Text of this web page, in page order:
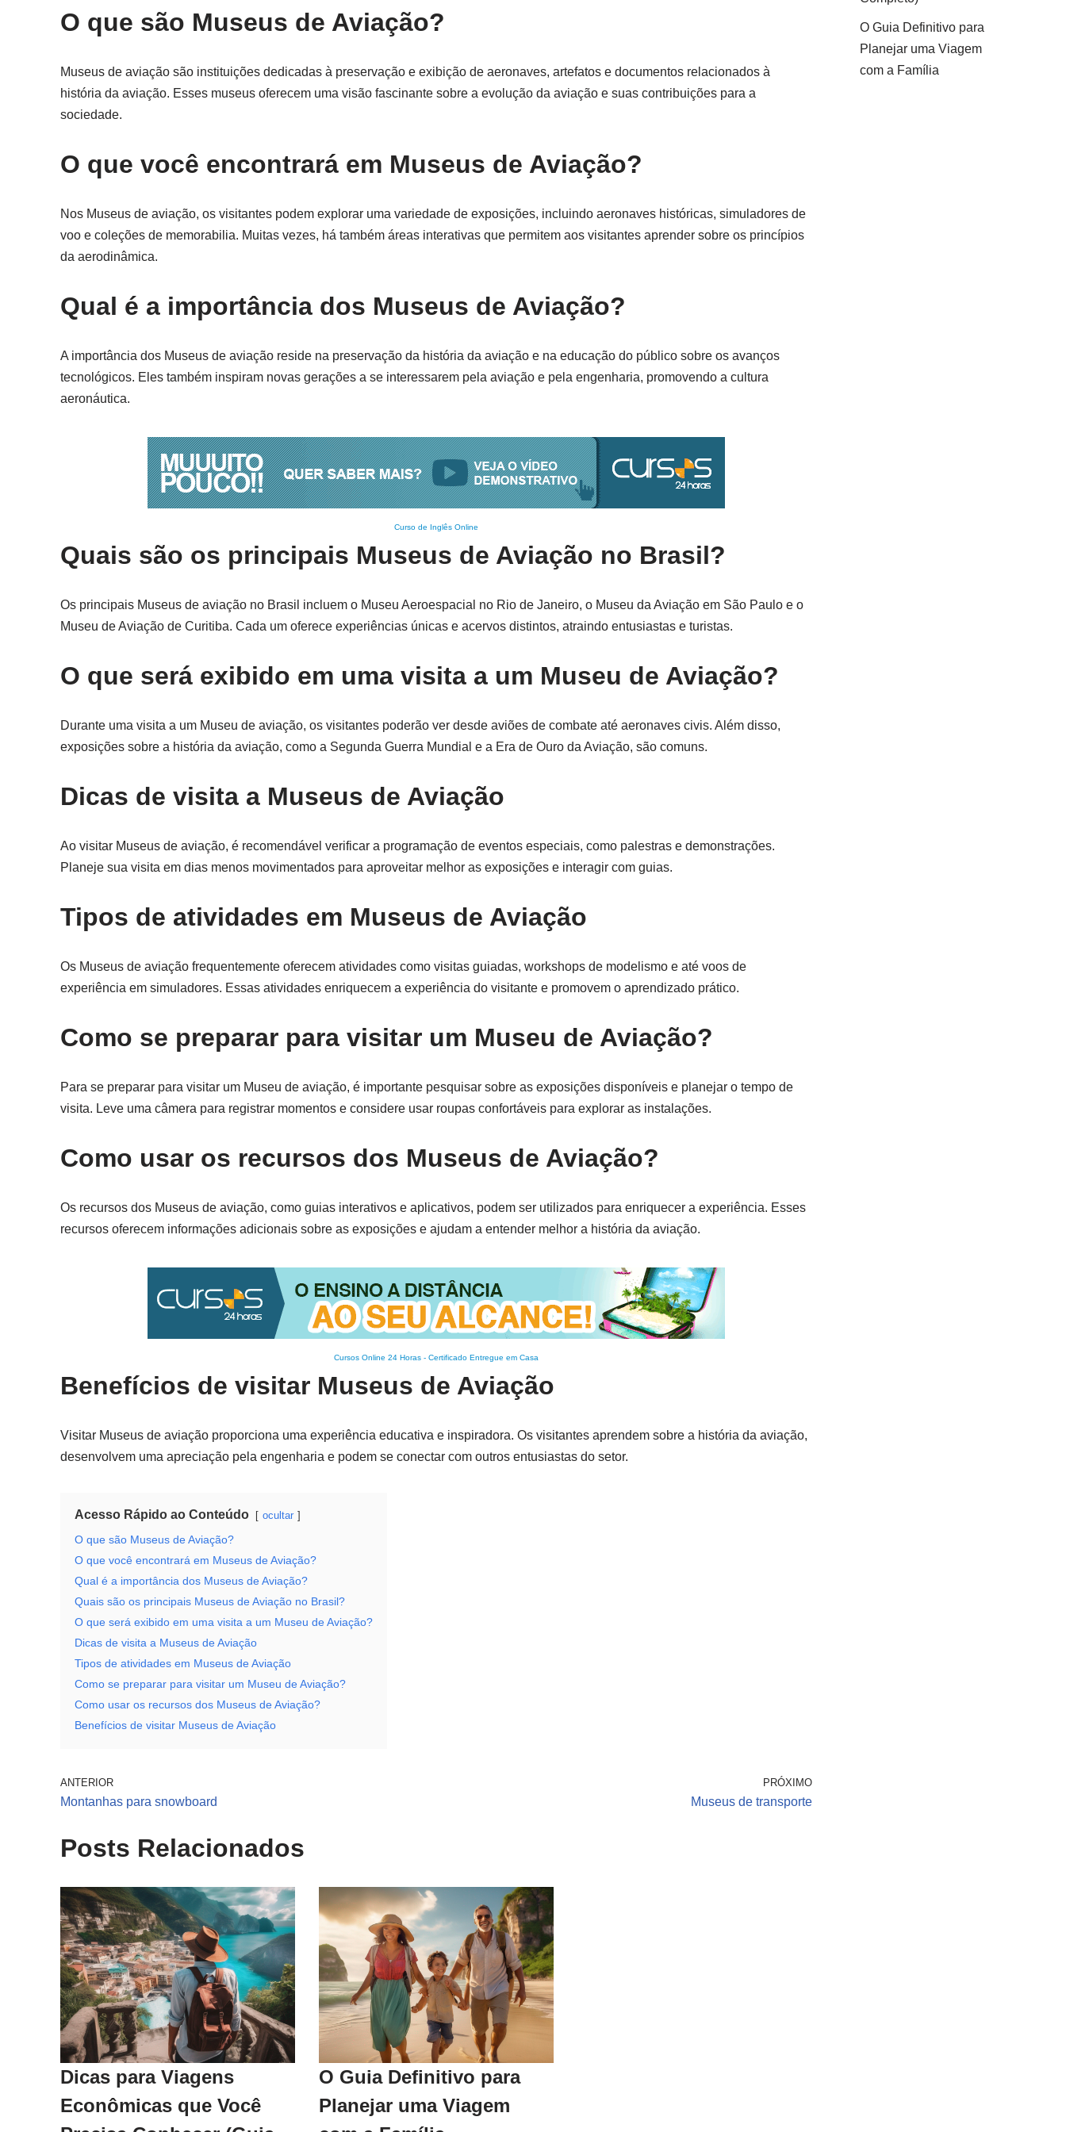
O que são Museus de Aviação?
Museus de aviação são instituições dedicadas à preservação e exibição de aeronaves, artefatos e documentos relacionados à
história da aviação. Esses museus oferecem uma visão fascinante sobre a evolução da aviação e suas contribuições para a
sociedade.
O que você encontrará em Museus de Aviação?
Nos Museus de aviação, os visitantes podem explorar uma variedade de exposições, incluindo aeronaves históricas, simuladores de
voo e coleções de memorabilia. Muitas vezes, há também áreas interativas que permitem aos visitantes aprender sobre os princípios
da aerodinâmica.
Qual é a importância dos Museus de Aviação?
A importância dos Museus de aviação reside na preservação da história da aviação e na educação do público sobre os avanços
tecnológicos. Eles também inspiram novas gerações a se interessarem pela aviação e pela engenharia, promovendo a cultura
aeronáutica.
Curso de Inglês Online
Quais são os principais Museus de Aviação no Brasil?
Os principais Museus de aviação no Brasil incluem o Museu Aeroespacial no Rio de Janeiro, o Museu da Aviação em São Paulo e o
Museu de Aviação de Curitiba. Cada um oferece experiências únicas e acervos distintos, atraindo entusiastas e turistas.
O que será exibido em uma visita a um Museu de Aviação?
Durante uma visita a um Museu de aviação, os visitantes poderão ver desde aviões de combate até aeronaves civis. Além disso,
exposições sobre a história da aviação, como a Segunda Guerra Mundial e a Era de Ouro da Aviação, são comuns.
Dicas de visita a Museus de Aviação
Ao visitar Museus de aviação, é recomendável verificar a programação de eventos especiais, como palestras e demonstrações.
Planeje sua visita em dias menos movimentados para aproveitar melhor as exposições e interagir com guias.
Tipos de atividades em Museus de Aviação
Os Museus de aviação frequentemente oferecem atividades como visitas guiadas, workshops de modelismo e até voos de
experiência em simuladores. Essas atividades enriquecem a experiência do visitante e promovem o aprendizado prático.
Como se preparar para visitar um Museu de Aviação?
Para se preparar para visitar um Museu de aviação, é importante pesquisar sobre as exposições disponíveis e planejar o tempo de
visita. Leve uma câmera para registrar momentos e considere usar roupas confortáveis para explorar as instalações.
Como usar os recursos dos Museus de Aviação?
Os recursos dos Museus de aviação, como guias interativos e aplicativos, podem ser utilizados para enriquecer a experiência. Esses
recursos oferecem informações adicionais sobre as exposições e ajudam a entender melhor a história da aviação.
Cursos Online 24 Horas- Certificado Entregue em Casa
Benefícios de visitar Museus de Aviação
Visitar Museus de aviação proporciona uma experiência educativa e inspiradora. Os visitantes aprendem sobre a história da aviação,
desenvolvem uma apreciação pela engenharia e podem se conectar com outros entusiastas do setor.
Acesso Rápido ao Conteúdo ocultar
O que são Museus de Aviação?
O que você encontrará em Museus de Aviação?
Qual é a importância dos Museus de Aviação?
Quais são os principais Museus de Aviação no Brasil?
O que será exibido em uma visita a um Museu de Aviação?
Dicas de visita a Museus de Aviação
Tipos de atividades em Museus de Aviação
Como se preparar para visitar um Museu de Aviação?
Como usar os recursos dos Museus de Aviação?
Benefícios de visitar Museus de Aviação
ANTERIOR
Montanhas para snowboard
PRÓXIMO
Museus de transporte
Posts Relacionados
Dicas para Viagens
Econômicas que Você
O Guia Definitivo para
Planejar uma Viagem
O Guia Definitivo para
Planejar uma Viagem
com a Família